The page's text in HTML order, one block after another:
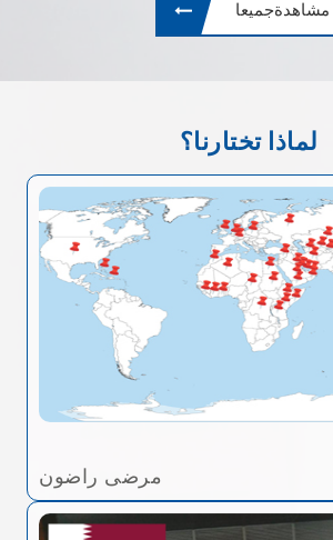
مشاهدةجميعا
لماذا تختارنا؟
مرضى راضون